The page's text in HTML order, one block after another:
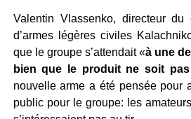
Valentin Vlassenko, directeur du
d’armes légères civiles
que le groupe s’attendait «à une
bien que le produit ne soit pas
nouvelle arme a été pensée pour
public pour le groupe: les